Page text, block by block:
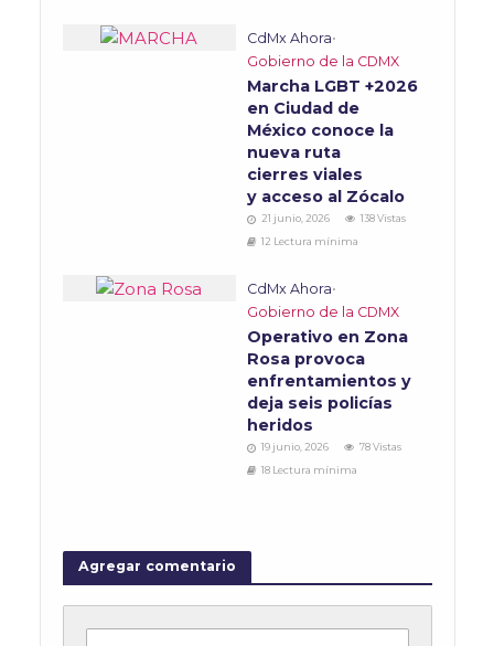
CdMx Ahora•
Gobierno de la CDMX
Marcha LGBT +2026
en Ciudad de
México conoce la
nueva ruta
cierres viales
y acceso al Zócalo
21 junio, 2026
138 Vistas
12 Lectura mínima
CdMx Ahora•
Gobierno de la CDMX
Operativo en Zona
Rosa provoca
enfrentamientos y
deja seis policías
heridos
19 junio, 2026
78 Vistas
18 Lectura mínima
Agregar comentario